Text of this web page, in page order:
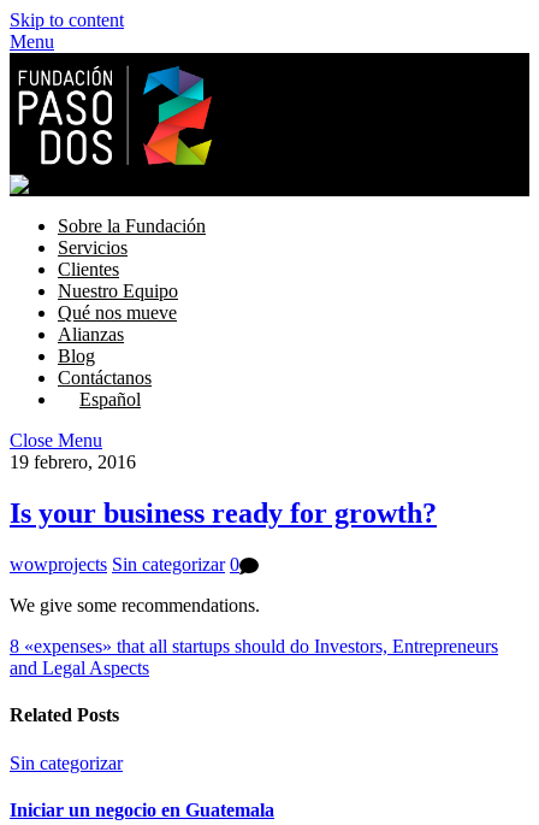
Skip to content
Menu
Sobre la Fundación
Servicios
Clientes
Nuestro Equipo
Qué nos mueve
Alianzas
Blog
Contáctanos
Español
Close Menu
19 febrero, 2016
Is your business ready for growth?
wowprojects Sin categorizar 0
We give some recommendations.
8 «expenses» that all startups should do Investors, Entrepreneurs
and Legal Aspects
Related Posts
Sin categorizar
Iniciar un negocio en Guatemala